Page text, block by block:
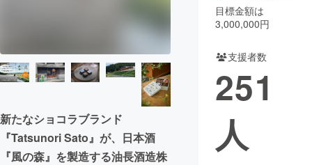
コミュニティ
新たなショコラブランド
『Tatsunori Sato』が、日本酒
『風の森』を製造する油長酒造株
目標金額は
3,000,000円
支援者数
251
人